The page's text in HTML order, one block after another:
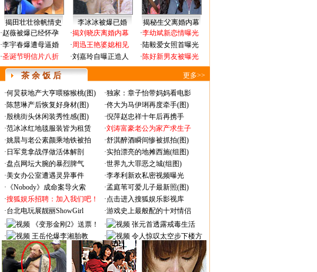
揭田壮壮徐帆情史 李冰冰被爆已婚
揭秘生父离婚内幕
·赵薇被爆已经怀孕
·李宇春爆遭母逼婚
·圣诞节明信片八折
·揭刘晓庆离婚内幕
·周迅王艳婆媳相见
·刘嘉玲自曝正造人
·李幼斌新恋情曝光
·陆毅爱女照首曝光
·陈好新男友被曝光
茶 余 饭 后 更多>>
·何炅获地产大亨喂猕猴桃(图) ·独家：章子怡带妈妈看电影
·陈慧琳产后恢复好身材(图) ·佟大为马伊琍再度牵手(图)
·殷桃街头休闲装秀性感(图) ·倪萍赵忠祥十年后再携手
·范冰冰红地毯服装皆为租赁 ·刘涛富豪老公为家产求生子
·姚晨与老公素颜乘地铁被拍 ·舒淇醉酒瞬间惨被抓拍(图)
· 日军竟拿战俘做活体解剖 ·实拍漂亮的地摊西施(组图)
·盘点网坛大腕的暴烈脾气 ·世界九大罪恶之城(组图)
·美女办公室遭遇灵异事件 ·李孝利新欢私密视频曝光
· 《Nobody》成命案导火索 ·孟庭苇可爱儿子最新照(图)
·搜狐娱乐招聘：加入我们吧！ ·点击进入搜狐娱乐影视库
·台北电玩展靓丽ShowGirl ·游戏史上最般配的十对情侣
·
《变形金刚2》送票！ ·
张元首透露戒毒生活
·
王岳伦爆李湘胎教 ·
令人惊叹太空步下楼方
式